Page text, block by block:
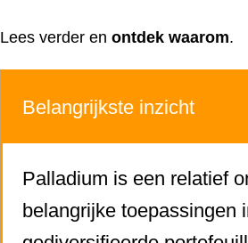
Lees verder en ontdek waarom.
Belangrijkste inzicht
Palladium is een relatief
belangrijke toepassingen